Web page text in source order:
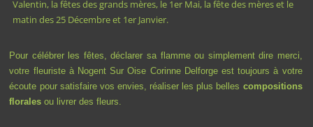
Valentin, la fêtes des grands mères, le 1er Mai, la fête des mères et le
matin des 25 Décembre et 1er Janvier.
Pour célébrer les fêtes, déclarer sa flamme ou simplement dire merci,
votre fleuriste à Nogent Sur Oise Corinne Delforge est toujours à votre
écoute pour satisfaire vos envies, réaliser les plus belles compositions
florales ou livrer des fleurs.